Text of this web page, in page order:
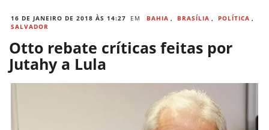
16 DE JANEIRO DE 2018 ÀS 14:27 EM BAHIA , BRASÍLIA , POLÍTICA ,
SALVADOR
Otto rebate críticas feitas por
Jutahy a Lula